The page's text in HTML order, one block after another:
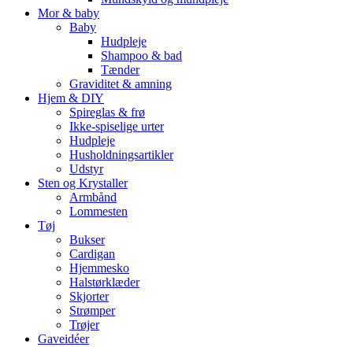
Mor & baby
Baby
Hudpleje
Shampoo & bad
Tænder
Graviditet & amning
Hjem & DIY
Spireglas & frø
Ikke-spiselige urter
Hudpleje
Husholdningsartikler
Udstyr
Sten og Krystaller
Armbånd
Lommesten
Tøj
Bukser
Cardigan
Hjemmesko
Halstørklæder
Skjorter
Strømper
Trøjer
Gaveidéer